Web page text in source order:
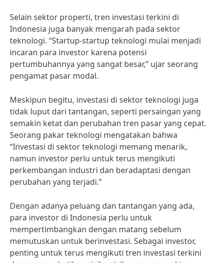
Selain sektor properti, tren investasi terkini di
Indonesia juga banyak mengarah pada sektor
teknologi. “Startup-startup teknologi mulai menjadi
incaran para investor karena potensi
pertumbuhannya yang sangat besar,” ujar seorang
pengamat pasar modal.
Meskipun begitu, investasi di sektor teknologi juga
tidak luput dari tantangan, seperti persaingan yang
semakin ketat dan perubahan tren pasar yang cepat.
Seorang pakar teknologi mengatakan bahwa
“Investasi di sektor teknologi memang menarik,
namun investor perlu untuk terus mengikuti
perkembangan industri dan beradaptasi dengan
perubahan yang terjadi.”
Dengan adanya peluang dan tantangan yang ada,
para investor di Indonesia perlu untuk
mempertimbangkan dengan matang sebelum
memutuskan untuk berinvestasi. Sebagai investor,
penting untuk terus mengikuti tren investasi terkini